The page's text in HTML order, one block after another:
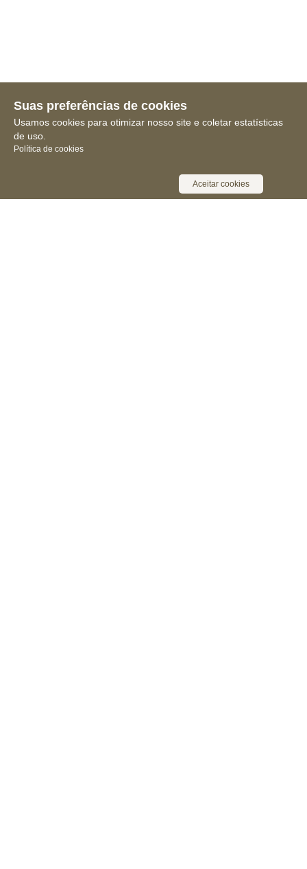
Suas preferências de cookies
Usamos cookies para otimizar nosso site e coletar estatísticas
de uso.
Política de cookies
Aceitar cookies